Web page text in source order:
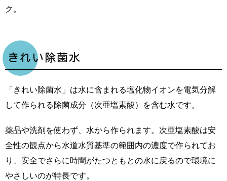
ク。
きれい除菌水
「きれい除菌水」は水に含まれる塩化物イオンを電気分解
して作られる除菌成分（次亜塩素酸）を含む水です。
薬品や洗剤を使わず、水から作られます。次亜塩素酸は安
全性の観点から水道水質基準の範囲内の濃度で作られてお
り、安全でさらに時間がたつともとの水に戻るので環境に
やさしいのが特長です。